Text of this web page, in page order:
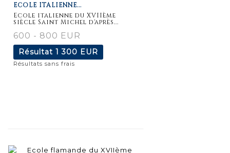
ECOLE ITALIENNE...
Ecole italienne du XVIIème
siècle Saint Michel d'après...
600 - 800 EUR
Résultat 1 300 EUR
Résultats sans frais